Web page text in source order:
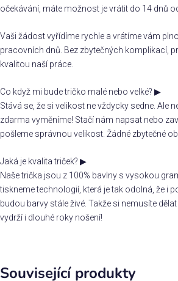
očekávání, máte možnost je vrátit do 14 dnů
Vaši žádost vyřídíme rychle a vrátíme vám
pracovních dnů. Bez zbytečných komplikací,
kvalitou naší práce.
Co když mi bude tričko malé nebo velké? ▶
Stává se, že si velikost ne vždycky sedne. Ale
zdarma vyměníme! Stačí nám napsat nebo
pošleme správnou velikost. Žádné zbytečné
Jaká je kvalita triček? ▶
Naše trička jsou z 100% bavlny s vysokou
tiskneme technologií, která je tak odolná, že i
budou barvy stále živé. Takže si nemusíte
vydrží i dlouhé roky nošení!
Související produkty